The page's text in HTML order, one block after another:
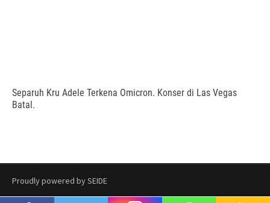
Separuh Kru Adele Terkena Omicron. Konser di Las Vegas
Batal.
Proudly powered by SEIDE